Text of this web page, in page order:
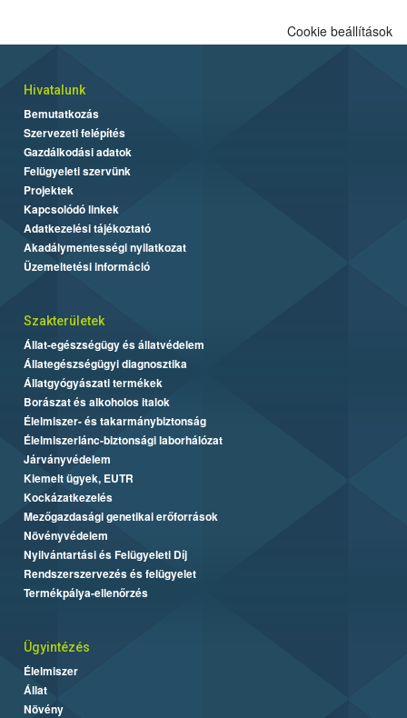
Cookie beállítások
Hivatalunk
Bemutatkozás
Szervezeti felépítés
Gazdálkodási adatok
Felügyeleti szervünk
Projektek
Kapcsolódó linkek
Adatkezelési tájékoztató
Akadálymentességi nyilatkozat
Üzemeltetési információ
Szakterületek
Állat-egészségügy és állatvédelem
Állategészségügyi diagnosztika
Állatgyógyászati termékek
Borászat és alkoholos italok
Élelmiszer- és takarmánybiztonság
Élelmiszerlánc-biztonsági laborhálózat
Járványvédelem
Kiemelt ügyek, EUTR
Kockázatkezelés
Mezőgazdasági genetikai erőforrások
Növényvédelem
Nyilvántartási és Felügyeleti Díj
Rendszerszervezés és felügyelet
Termékpálya-ellenőrzés
Ügyintézés
Élelmiszer
Állat
Növény